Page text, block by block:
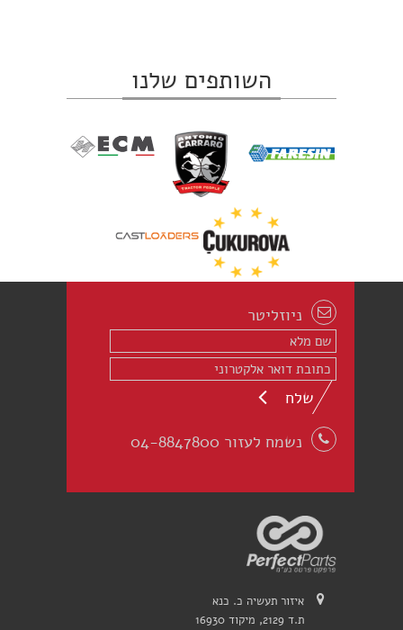
השותפים שלנו
ניוזליטר
שלח
נשמח לעזור 04-8847800
איזור תעשיה כ. כנא
ת.ד 2129, מיקוד 16930